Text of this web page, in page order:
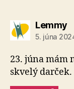
Lemmy
5. júna
23. júna mám
skvelý darček.